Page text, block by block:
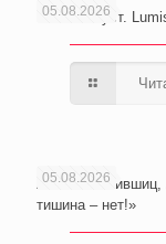
05.08.2026
Сочи. Август.
05.08.2026
Анатолий Лившиц,
тишина – нет!»